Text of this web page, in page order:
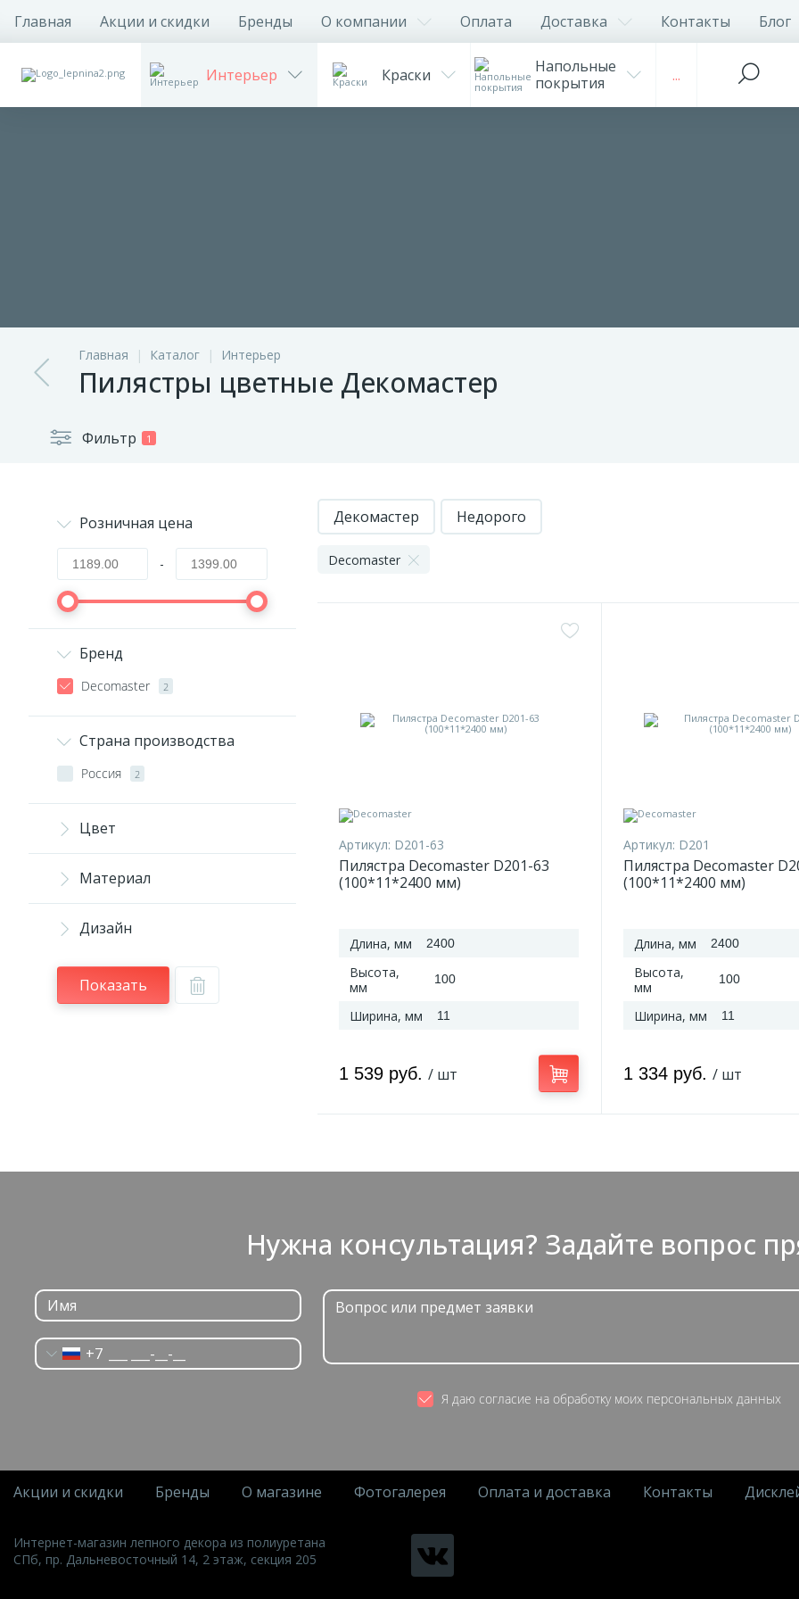
Главная Акции и скидки Бренды О компании Оплата Доставка Контакты Блог
Интерьер Краски
Напольные
покрытия
...
Главная Каталог Интерьер
Пилястры цветные Декомастер
Фильтр 1
Розничная цена
-
Бренд
Decomaster 2
Страна производства
Россия 2
Цвет
Материал
Дизайн
Показать
Декомастер Недорого
Decomaster
Артикул: D201-63
Пилястра Decomaster D201-63
(100*11*2400 мм)
Длина, мм 2400
Высота,
мм
100
Ширина, мм 11
1 539 руб. / шт
Артикул: D201
Пилястра Decomaster
(100*11*2400 мм)
Длина, мм 2400
Высота,
мм
100
Ширина, мм 11
1 334 руб. / шт
Нужна консультация? Задайте вопрос
+7
Я даю согласие на обработку моих персональных данных
Акции и скидки Бренды О магазине Фотогалерея Оплата и доставка Контакты
Интернет-магазин лепного декора из полиуретана
СПб, пр. Дальневосточный 14, 2 этаж, секция 205